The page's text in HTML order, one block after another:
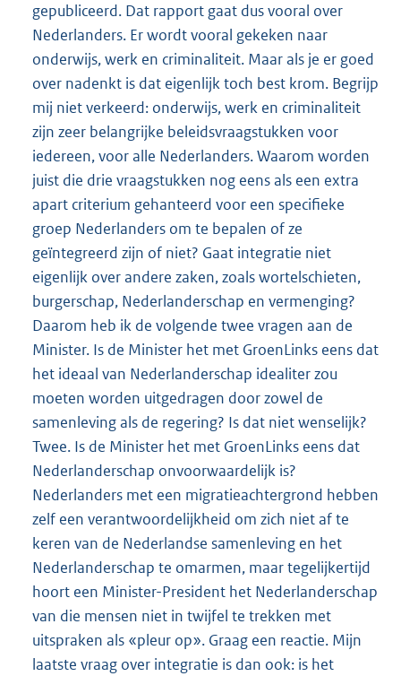
gepubliceerd. Dat rapport gaat dus vooral over
Nederlanders. Er wordt vooral gekeken naar
onderwijs, werk en criminaliteit. Maar als je er goed
over nadenkt is dat eigenlijk toch best krom. Begrijp
mij niet verkeerd: onderwijs, werk en criminaliteit
zijn zeer belangrijke beleidsvraagstukken voor
iedereen, voor alle Nederlanders. Waarom worden
juist die drie vraagstukken nog eens als een extra
apart criterium gehanteerd voor een specifieke
groep Nederlanders om te bepalen of ze
geïntegreerd zijn of niet? Gaat integratie niet
eigenlijk over andere zaken, zoals wortelschieten,
burgerschap, Nederlanderschap en vermenging?
Daarom heb ik de volgende twee vragen aan de
Minister. Is de Minister het met GroenLinks eens dat
het ideaal van Nederlanderschap idealiter zou
moeten worden uitgedragen door zowel de
samenleving als de regering? Is dat niet wenselijk?
Twee. Is de Minister het met GroenLinks eens dat
Nederlanderschap onvoorwaardelijk is?
Nederlanders met een migratieachtergrond hebben
zelf een verantwoordelijkheid om zich niet af te
keren van de Nederlandse samenleving en het
Nederlanderschap te omarmen, maar tegelijkertijd
hoort een Minister-President het Nederlanderschap
van die mensen niet in twijfel te trekken met
uitspraken als «pleur op». Graag een reactie. Mijn
laatste vraag over integratie is dan ook: is het